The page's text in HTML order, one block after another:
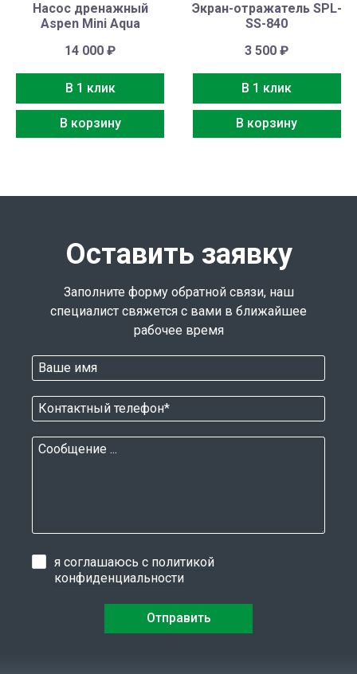
Насос дренажный
Aspen Mini Aqua
14 000₽
В 1 клик
В корзину
Экран-отражатель SPL-
SS-840
3 500₽
В 1 клик
В корзину
Оставить заявку
Заполните форму обратной связи, наш
специалист свяжется с вами в ближайшее
рабочее время
я соглашаюсь с политикой
конфиденциальности